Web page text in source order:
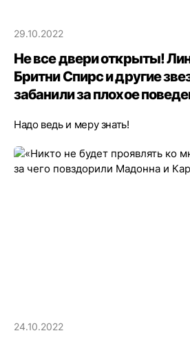
29.10.2022
Не все двери открыты!
Бритни Спирс и другие
забанили за плохое
Надо ведь и меру знать!
24.10.2022